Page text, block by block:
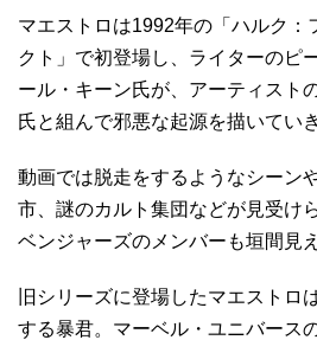
マエストロは1992年の「ハルク：
クト」で初登場し、ライターのピ
ール・キーン氏が、アーティスト
氏と組んで邪悪な起源を描いてい
動画では脱走をするようなシーン
市、謎のカルト集団などが見受け
ベンジャーズのメンバーも垣間見
旧シリーズに登場したマエストロ
する暴君。マーベル・ユニバース